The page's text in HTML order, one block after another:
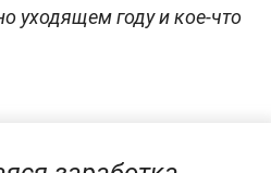
уходящем году и кое-что